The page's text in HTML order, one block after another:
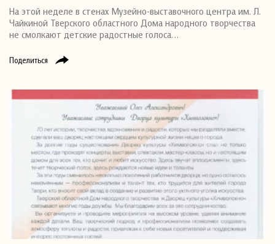
Поделиться
На этой неделе в стенах Музейно-выставочного центра им. Л.
Чайкиной Тверского областного Дома народного творчества
не смолкают детские радостные голоса…